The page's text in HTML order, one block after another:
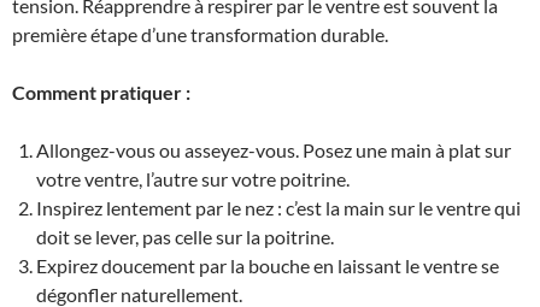
tension. Réapprendre à respirer par le ventre est souvent la
première étape d’une transformation durable.
Comment pratiquer :
Allongez-vous ou asseyez-vous. Posez une main à plat sur
votre ventre, l’autre sur votre poitrine.
Inspirez lentement par le nez : c’est la main sur le ventre qui
doit se lever, pas celle sur la poitrine.
Expirez doucement par la bouche en laissant le ventre se
dégonfler naturellement.